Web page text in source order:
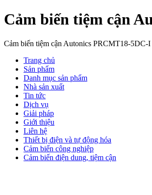
Cảm biến tiệm cận
Cảm biến tiệm cận Autonics PRCMT18-
Trang chủ
Sản phẩm
Danh mục sản phẩm
Nhà sản xuất
Tin tức
Dịch vụ
Giải pháp
Giới thiệu
Liên hệ
Thiết bị điện và tự động hóa
Cảm biến công nghiệp
Cảm biến điện dung, tiệm cận